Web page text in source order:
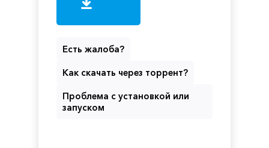
Есть жалоба?
Как скачать через торрент?
Проблема с установкой или
запуском